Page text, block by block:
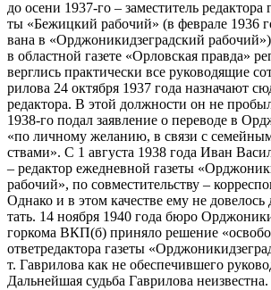
до осени 1937-го – заместитель редактора
ты «Бежицкий рабочий» (в феврале 1936
вана в «Орджоникидзеградский
в областной газете «Орловская правда»
верглись практически все руководящие
рилова 24 октября 1937 года назначают
редактора. В этой должности он не
1938-го подал заявление о переводе в
«по личному желанию, в связи с
ствами». С 1 августа 1938 года Иван
– редактор ежедневной газеты
рабочий», по совместительству –
Однако и в этом качестве ему не довелось
тать. 14 ноября 1940 года бюро
горкома ВКП(б) приняло решение
ответредактора газеты
т. Гаврилова как не обеспечившего
Дальнейшая судьба Гаврилова неизвестна.